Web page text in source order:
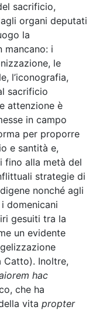
sacrificio,
organi deputati
la
mancano: i
le
l’iconografia,
sacrificio
attenzione è
in campo
per proporre
e santità e,
fino alla metà del
strategie di
nonché agli
domenicani
gesuiti tra la
un evidente
Catto). Inoltre,
hac
che ha
vita propter